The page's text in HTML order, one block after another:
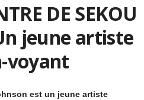
DE SEKOU
jeune artiste
voyant
est un jeune artiste